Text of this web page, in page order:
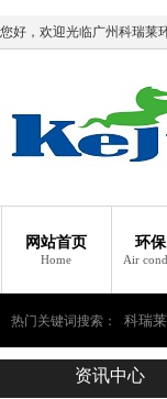
您好，欢迎光临广州科瑞莱
网站首页
Home
环
Air
热门关键词搜索： 科瑞
瑞莱环保空调资讯中心